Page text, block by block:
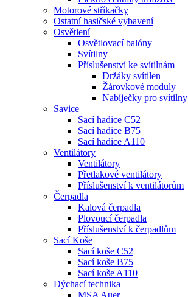
Motorové stříkačky
Ostatní hasičské vybavení
Osvětlení
Osvětlovací balóny
Svítilny
Příslušenství ke svítilnám
Držáky svítilen
Žárovkové moduly
Nabíječky pro svítilny
Savice
Sací hadice C52
Sací hadice B75
Sací hadice A110
Ventilátory
Ventilátory
Přetlakové ventilátory
Příslušenství k ventilátorům
Čerpadla
Kalová čerpadla
Plovoucí čerpadla
Příslušenství k čerpadlům
Sací Koše
Sací koše C52
Sací koše B75
Sací koše A110
Dýchací technika
MSA Auer